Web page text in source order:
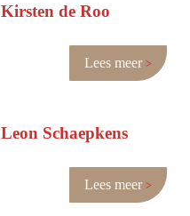
Kirsten de Roo
Lees meer
Leon Schaepkens
Lees meer